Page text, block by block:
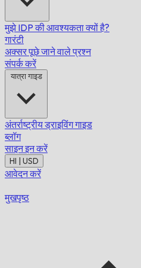
मुझे IDP की आवश्यकता क्यों है?
गारंटी
अक्सर पूछे जाने वाले प्रश्न
संपर्क करें
यात्रा गाइड
अंतर्राष्ट्रीय ड्राइविंग गाइड
ब्लॉग
साइन इन करें
HI | USD
आवेदन करें
मुखपृष्ठ